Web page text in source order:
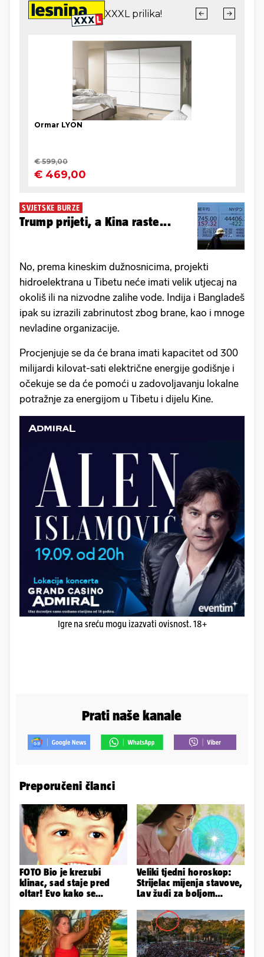
SVJETSKE BURZE
Trump prijeti, a Kina raste...
No, prema kineskim dužnosnicima, projekti
hidroelektrana u Tibetu neće imati velik utjecaj na
okoliš ili na nizvodne zalihe vode. Indija i Bangladeš
ipak su izrazili zabrinutost zbog brane, kao i mnoge
nevladine organizacije.
Procjenjuje se da će brana imati kapacitet od 300
milijardi kilovat-sati električne energije godišnje i
očekuje se da će pomoći u zadovoljavanju lokalne
potražnje za energijom u Tibetu i dijelu Kine.
Igre na sreću mogu izazvati ovisnost. 18+
Prati naše kanale
Preporučeni članci
FOTO Bio je krezubi
klinac, sad staje pred
oltar! Evo kako se
najvećih...
Veliki tjedni horoskop:
Strijelac mijenja stavove,
Lav žudi za boljom